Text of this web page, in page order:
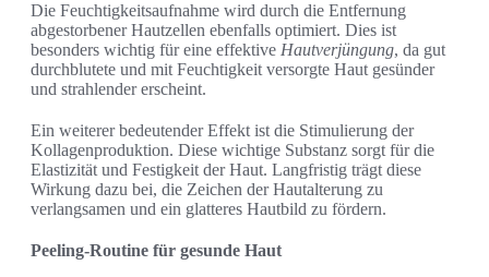
Die Feuchtigkeitsaufnahme wird durch die Entfernung
abgestorbener Hautzellen ebenfalls optimiert. Dies ist
besonders wichtig für eine effektive Hautverjüngung, da gut
durchblutete und mit Feuchtigkeit versorgte Haut gesünder
und strahlender erscheint.
Ein weiterer bedeutender Effekt ist die Stimulierung der
Kollagenproduktion. Diese wichtige Substanz sorgt für die
Elastizität und Festigkeit der Haut. Langfristig trägt diese
Wirkung dazu bei, die Zeichen der Hautalterung zu
verlangsamen und ein glatteres Hautbild zu fördern.
Peeling-Routine für gesunde Haut